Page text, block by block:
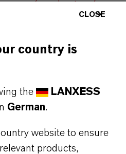
accelerators/.
AUSSAGEN
CLOSE
country is
the
LANXESS
German.
website to ensure
products,